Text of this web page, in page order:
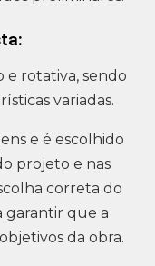
e rotativa, sendo
variadas.
e é escolhido
projeto e nas
correta do
garantir que a
da obra.